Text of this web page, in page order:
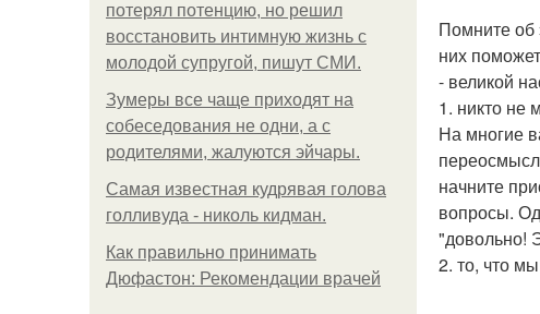
потерял потенцию, но решил
восстановить интимную жизнь с
молодой супругой, пишут СМИ.
Зумеры все чаще приходят на
собеседования не одни, а с
родителями, жалуются эйчары.
Самая известная кудрявая голова
голливуда - николь кидман.
Как правильно принимать
Дюфастон: Рекомендации врачей
Помните об
них
- великой
1. никто не
На многие
начните
вопросы.
"довольно!
2. то, что